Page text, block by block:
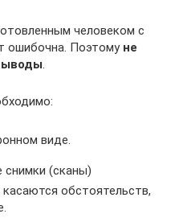
человеком с
ошибочна. Поэтому не
виде.
снимки (сканы)
обстоятельств,